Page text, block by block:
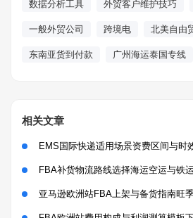
数据分析工具 外贸客户维护技巧
一般外贸公司 跨境电 北美自由
东南亚货到付款 广州海运泰国专线
相关文章
EMS国际快递适用场景资费区间与时
FBA补货物流路线选择海运空运与铁
亚马逊欧洲站FBA上架与备货指南旺